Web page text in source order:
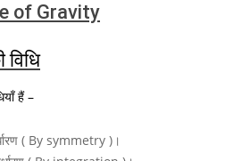
of Gravity
हैं –
( By symmetry )।